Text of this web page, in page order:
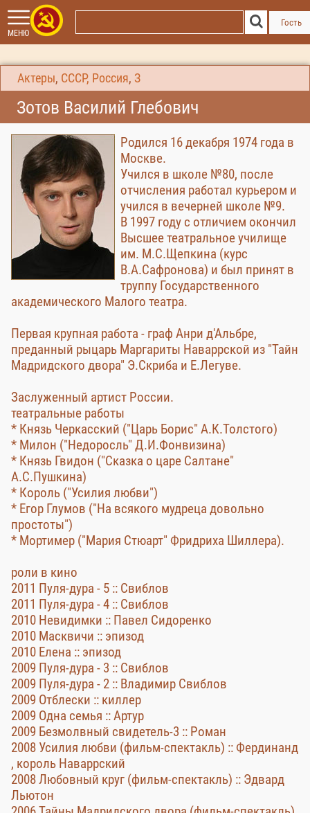
МЕНЮ
Гость
Актеры, СССР, Россия, З
Зотов Василий Глебович
Родился 16 декабря 1974 года в
Москве.
Учился в школе №80, после
отчисления работал курьером и
учился в вечерней школе №9.
В 1997 году с отличием окончил
Высшее театральное училище
им. М.С.Щепкина (курс
В.А.Сафронова) и был принят в
труппу Государственного
академического Малого театра.
Первая крупная работа - граф Анри д'Альбре,
преданный рыцарь Маргариты Наваррской из "Тайн
Мадридского двора" Э.Скриба и Е.Легуве.
Заслуженный артист России.
театральные работы
* Князь Черкасский ("Царь Борис" А.К.Толстого)
* Милон ("Недоросль" Д.И.Фонвизина)
* Князь Гвидон ("Сказка о царе Салтане"
А.С.Пушкина)
* Король ("Усилия любви")
* Егор Глумов ("На всякого мудреца довольно
простоты")
* Мортимер ("Мария Стюарт" Фридриха Шиллера).
роли в кино
2011 Пуля-дура - 5 :: Свиблов
2011 Пуля-дура - 4 :: Свиблов
2010 Невидимки :: Павел Сидоренко
2010 Масквичи :: эпизод
2010 Елена :: эпизод
2009 Пуля-дура - 3 :: Свиблов
2009 Пуля-дура - 2 :: Владимир Свиблов
2009 Отблески :: киллер
2009 Одна семья :: Артур
2009 Безмолвный свидетель-3 :: Роман
2008 Усилия любви (фильм-спектакль) :: Фердинанд
, король Наваррский
2008 Любовный круг (фильм-спектакль) :: Эдвард
Льютон